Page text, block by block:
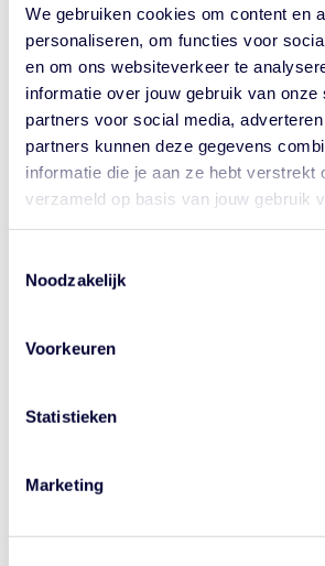
We gebruiken cookies om content en
personaliseren, om functies voor
en om ons websiteverkeer te
informatie over jouw gebruik van onze
partners voor social media,
partners kunnen deze gegevens
informatie die je aan ze hebt verstrekt
verzameld op basis van jouw gebruik
Noodzakelijk
Voorkeuren
Statistieken
Marketing
Op dinsdag en woensdag wordt een
met twee selectieteams van Oekraïne
een aantal lokale 3×3 teams. Zelf zijn
daar met twee teams. Het eerste team
vier voor OKT 1 geselecteerde
Bettonvil, Jill Bettonvil, Noor Driessen
2 wordt gevormd door Esther Fokke,
Kleef, Fleur Kuijt en Karin Kuijt.
Salem: "We zijn nu vooral nog bezig
opzicht. We gaan in Oekraïne focussen
de aanval en een agressieve manier
Kiev stappen kunnen zetten op weg